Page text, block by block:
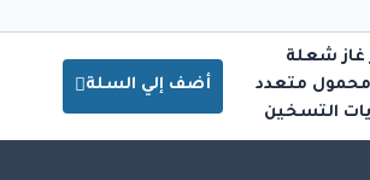
غاز شعلة
محمول متعدد
التسخين
أضف إلي السلة